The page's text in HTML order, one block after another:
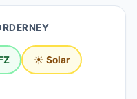
☀️ Solar